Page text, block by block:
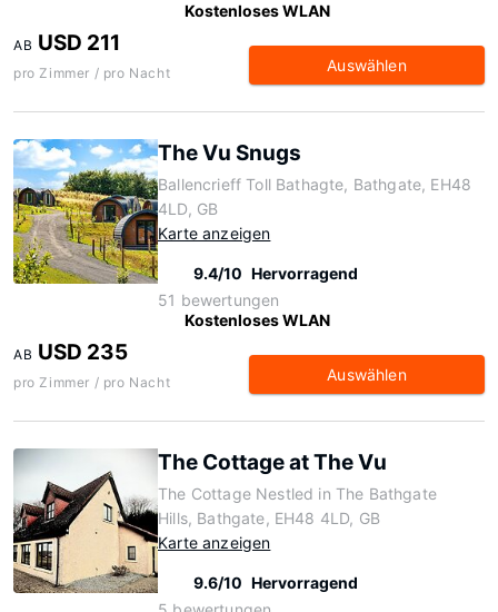
Kostenloses WLAN
AB USD 211
pro Zimmer / pro Nacht Auswählen
The Vu Snugs
Ballencrieff Toll Bathagte, Bathgate, EH48
4LD, GB
Karte anzeigen
9.4/10 Hervorragend
51 bewertungen
Kostenloses WLAN
AB USD 235
pro Zimmer / pro Nacht Auswählen
The Cottage at The Vu
The Cottage Nestled in The Bathgate
Hills, Bathgate, EH48 4LD, GB
Karte anzeigen
9.6/10 Hervorragend